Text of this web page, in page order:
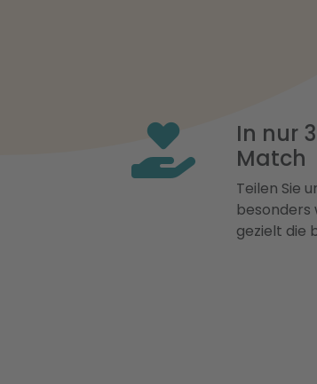
In nur
Match
Teilen Sie
besonders
gezielt die